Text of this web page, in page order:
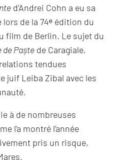
d’Andrei Cohn a eu sa
de la 74ᵉ édition du
film de Berlin. Le sujet du
de Paștede Caragiale,
tendues
juif Leiba Zibal avec les
à de nombreuses
l’a montré l’année
pris un risque,